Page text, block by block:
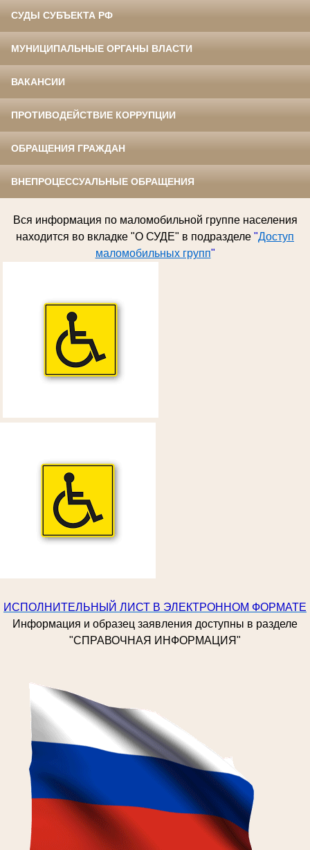
СУДЫ СУБЪЕКТА РФ
МУНИЦИПАЛЬНЫЕ ОРГАНЫ ВЛАСТИ
ВАКАНСИИ
ПРОТИВОДЕЙСТВИЕ КОРРУПЦИИ
ОБРАЩЕНИЯ ГРАЖДАН
ВНЕПРОЦЕССУАЛЬНЫЕ ОБРАЩЕНИЯ
Вся информация по маломобильной группе населения
находится во вкладке "О СУДЕ" в подразделе "Доступ
маломобильных групп"
ИСПОЛНИТЕЛЬНЫЙ ЛИСТ В ЭЛЕКТРОННОМ ФОРМАТЕ
Информация и образец заявления доступны в разделе
"СПРАВОЧНАЯ ИНФОРМАЦИЯ"